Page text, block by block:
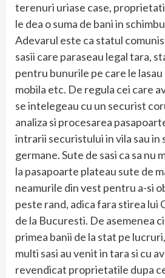
terenuri uriase case,
le dea o suma de bani in
Adevarul este ca statul
sasii care paraseau legal tara,
pentru bunurile pe care le
mobila etc. De regula cei care
se intelegeau cu un securist
analiza si procesarea
intrarii securistului in vila sau in
germane. Sute de sasi ca sa nu
la pasapoarte plateau sute de
neamurile din vest pentru a-si
peste rand, adica fara stirea lui
de la Bucuresti. De asemenea
primea banii de la stat pe
multi sasi au venit in tara si cu
revendicat proprietatile dupa